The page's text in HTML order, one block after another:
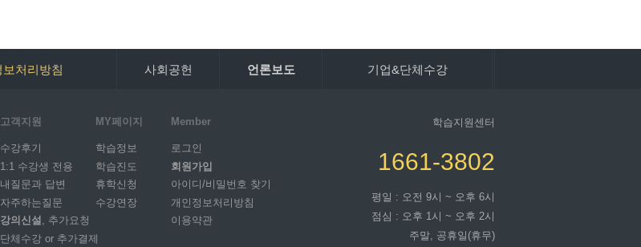
보처리방침 사회공헌 언론보도 기업&단체수강
고객지원
수강후기
1:1 수강생 전용
내질문과 답변
자주하는질문
강의신설
, 추가요청
단체수강 or 추가결제
MY페이지
학습정보
학습진도
휴학신청
수강연장
Member
로그인
회원가입
아이디/비밀번호 찾기
개인정보처리방침
이용약관
학습지원센터
1661-3802
평일 : 오전 9시 ~ 오후 6시
점심 : 오후 1시 ~ 오후 2시
주말, 공휴일(휴무)